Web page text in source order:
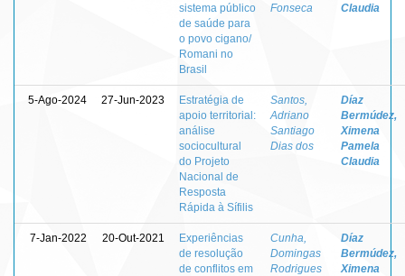
sistema público
de saúde para
o povo cigano/
Romani no
Brasil
Fonseca
Claudia
5-Ago-2024 27-Jun-2023
Estratégia de
apoio territorial:
análise
sociocultural
do Projeto
Nacional de
Resposta
Rápida à Sífilis
Santos,
Adriano
Santiago
Dias dos
Díaz
Bermúdez,
Ximena
Pamela
Claudia
7-Jan-2022 20-Out-2021
Experiências
de resolução
de conflitos em
Cunha,
Domingas
Rodrigues
Díaz
Bermúdez,
Ximena